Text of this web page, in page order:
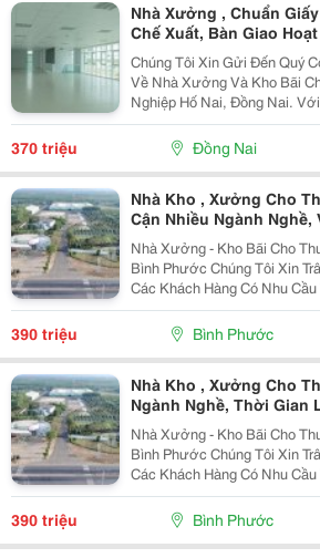
Nhà Xưởng , Chuẩn
Chế Xuất, Bàn Giao
Động
Chúng Tôi Xin Gửi Đến Quý
Về Nhà Xưởng Và Kho Bãi
Nghiệp Hố Nai, Đồng Nai.
Các Tiện Ích Hiện Đại,
Nơi Lý Tưởng Để Phục Vụ
370 triệu Đồng Nai
Nhà Kho , Xưởng Cho
Cận Nhiều Ngành Nghề,
Thông
Nhà Xưởng - Kho Bãi Cho
Bình Phước Chúng Tôi Xin
Các Khách Hàng Có Nhu
Bãi, Với Diện Tích Lớn Và
Đồng Phú, Bình Phước.
390 triệu Bình Phước
Nhà Kho , Xưởng Cho
Ngành Nghề, Thời Gian
Nhà Xưởng - Kho Bãi Cho
Bình Phước Chúng Tôi Xin
Các Khách Hàng Có Nhu
Bãi, Với Diện Tích Lớn Và
Đồng Phú, Bình Phước.
390 triệu Bình Phước